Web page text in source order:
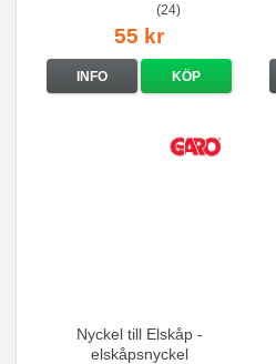
(24)
55 kr
INFO KÖP
Nyckel till Elskåp -
elskåpsnyckel